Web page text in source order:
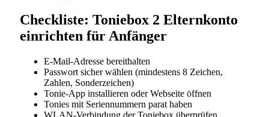
Checkliste: Toniebox 2 Elternkonto
einrichten für Anfänger
E-Mail-Adresse bereithalten
Passwort sicher wählen (mindestens 8 Zeichen,
Zahlen, Sonderzeichen)
Tonie-App installieren oder Webseite öffnen
Tonies mit Seriennummern parat haben
WLAN-Verbindung der Toniebox überprüfen